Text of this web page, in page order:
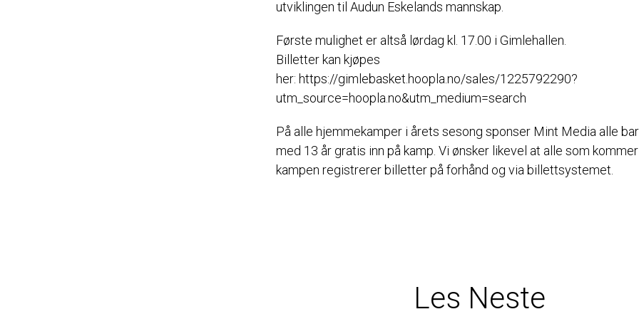
utviklingen til Audun Eskelands mannskap.
Første mulighet er altså lørdag kl. 17.00 i Gimlehallen.
Billetter kan kjøpes
her: https://gimlebasket.hoopla.no/sales/1225792290?
utm_source=hoopla.no&utm_medium=search
På alle hjemmekamper i årets sesong sponser Mint Media alle
med 13 år gratis inn på kamp. Vi ønsker likevel at alle som
kampen registrerer billetter på forhånd og via billettsystemet.
Les Neste